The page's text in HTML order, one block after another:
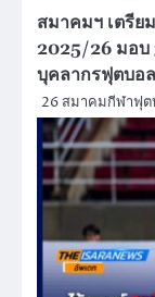
สมาคมฯ เตรี
2025/26 มอบ
บุคลากรฟุตบอ
26 สมาคมกีฬาฟุ